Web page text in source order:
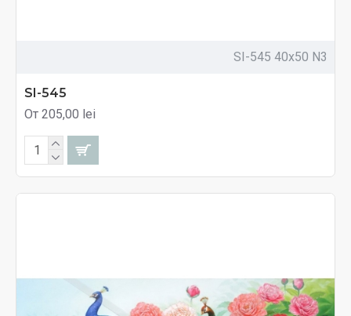
SI-545 40x50 N3
SI-545
От 205,00 lei